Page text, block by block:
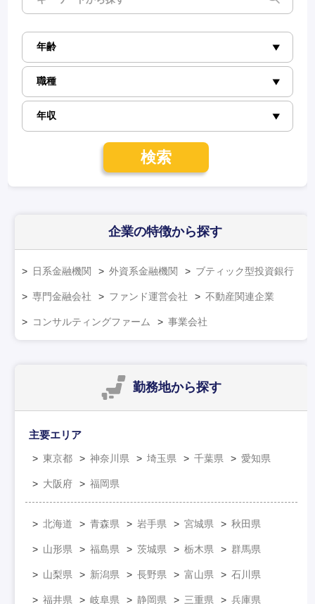
検索
企業の特徴から探す
日系金融機関 外資系金融機関 ブティック型投資銀行
専門金融会社 ファンド運営会社 不動産関連企業
コンサルティングファーム 事業会社
勤務地から探す
主要エリア
東京都 神奈川県 埼玉県 千葉県 愛知県
大阪府 福岡県
北海道 青森県 岩手県 宮城県 秋田県
山形県 福島県 茨城県 栃木県 群馬県
山梨県 新潟県 長野県 富山県 石川県
福井県 岐阜県 静岡県 三重県 兵庫県